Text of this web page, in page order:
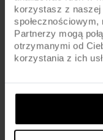
korzystasz z naszej
Partnerzy mogą
otrzymanymi od
korzystania z ich
Pedały :
Kierownica:
Chwyty kierownicy:
Wspornik kierownicy: